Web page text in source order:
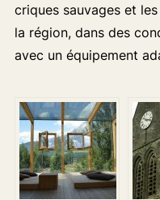
criques sauvages et
la région, dans des
avec un équipement